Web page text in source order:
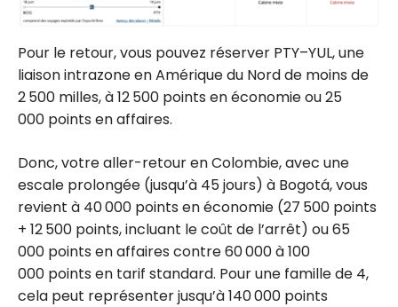
Pour le retour, vous pouvez réserver PTY–YUL, une
liaison intrazone en Amérique du Nord de moins de
2 500 milles, à 12 500 points en économie ou 25
000 points en affaires.
Donc, votre aller-retour en Colombie, avec une
escale prolongée (jusqu’à 45 jours) à Bogotá, vous
revient à 40 000 points en économie (27 500 points
+ 12 500 points, incluant le coût de l’arrêt) ou 65
000 points en affaires contre 60 000 à 100
000 points en tarif standard. Pour une famille de 4,
cela peut représenter jusqu’à 140 000 points